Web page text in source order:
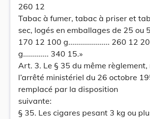
260 12
Tabac à fumer, tabac à priser et
sec, logés en emballages de 25 ou
170 12 100 g..................... 260 12
g............. 340 15.»
Art. 3. Le § 35 du même
l’arrêté ministériel du 26 octobre
remplacé par la disposition
suivante:
§ 35. Les cigares pesant 3 kg ou